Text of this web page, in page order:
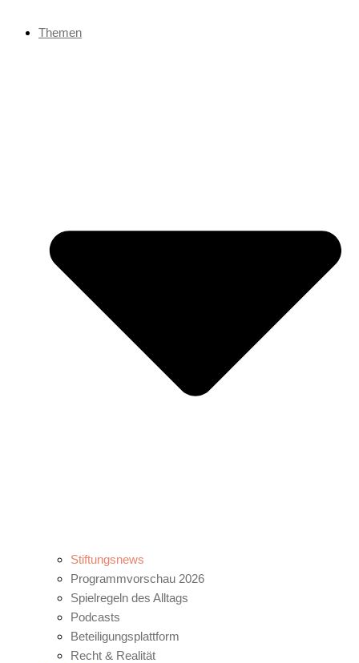
Themen
Stiftungsnews
Programmvorschau 2026
Spielregeln des Alltags
Podcasts
Beteiligungsplattform
Recht & Realität